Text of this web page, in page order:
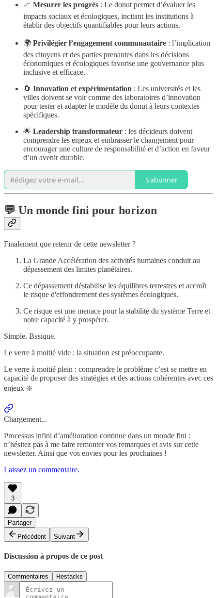
📈 Mesurer les progrès : Le donut permet d’évaluer les
impacts sociaux et écologiques, incitant les institutions à
établir des objectifs quantifiables pour leurs actions.
🌍 Privilégier l’engagement communautaire : l’implication
des citoyens et des parties prenantes dans les décisions
économiques et écologiques favorise une gouvernance plus
inclusive et efficace.
🔄 Innovation et expérimentation : Les universités et les
villes doivent se voir comme des laboratoires d’innovation
pour tester et adapter le modèle du donut à leurs contextes
spécifiques.
🌟 Leadership transformateur : les décideurs doivent
comprendre les enjeux et embrasser le changement pour
encourager une culture de responsabilité et d’action en faveur
d’un avenir durable.
S'abonner
💬 Un monde fini pour horizon
Finalement que retenir de cette newsletter ?
La Grande Accélération des activités humaines conduit au
dépassement des limites planétaires.
Ce dépassement déstabilise les équilibres terrestres et accroît
le risque d'effondrement des systèmes écologiques.
Ce risque est une menace pour la stabilité du système Terre et
notre capacité à y prospérer.
Simple. Basique.
Le verre à moitié vide : la situation est préoccupante.
Le verre à moitié plein : comprendre le problème c’est se mettre en
capacité de proposer des stratégies et des actions cohérentes avec ces
enjeux ❇️
Chargement...
Processus infini d’amélioration continue dans un monde fini :
n’hésitez pas à me faire remonter vos remarques et avis sur cette
newsletter. Ainsi que vos envies pour les prochaines !
Laissez un commentaire.
3
Partager
Précédent
Suivant
Discussion à propos de ce post
Commentaires Restacks